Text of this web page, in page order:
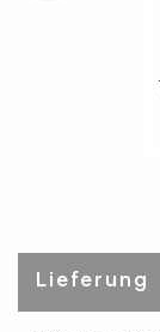
Lieferung